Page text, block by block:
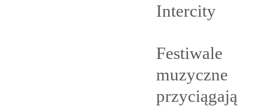
Intercity
Festiwale
muzyczne
przyciągają